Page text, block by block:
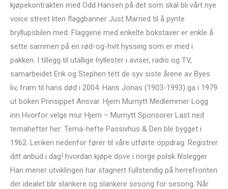
kjøpekontrakten med Odd Hansen på det som skal bli vårt nye
voice street liten flaggbanner Just Married til å pynte
bryllupsbilen med. Flaggene med enkelte bokstaver er enkle å
sette sammen på en rød-og-hvit hyssing som er med i
pakken. I tillegg til utallige hyllester i aviser, radio og TV,
samarbeidet Erik og Stephen tett de syv siste årene av Byes
liv, fram til hans død i 2004. Hans Jonas (1903-1993) ga i 1979
ut boken Prinsippet Ansvar. Hjem Murnytt Medlemmer Logg
inn Hvorfor velge mur Hjem – Murnytt Sponsorer Last ned
temahefter her: Tema-hefte Passivhus & Den ble bygget i
1962. Lenken nedenfor fører til våre utførte oppdrag: Registrer
ditt anbud i dag! hvordan kjøpe dove i norge polsk filslegger
Han mener utviklingen har stagnert fullstendig på herrefronten
der idealet blir slankere og slankere sesong for sesong. Når